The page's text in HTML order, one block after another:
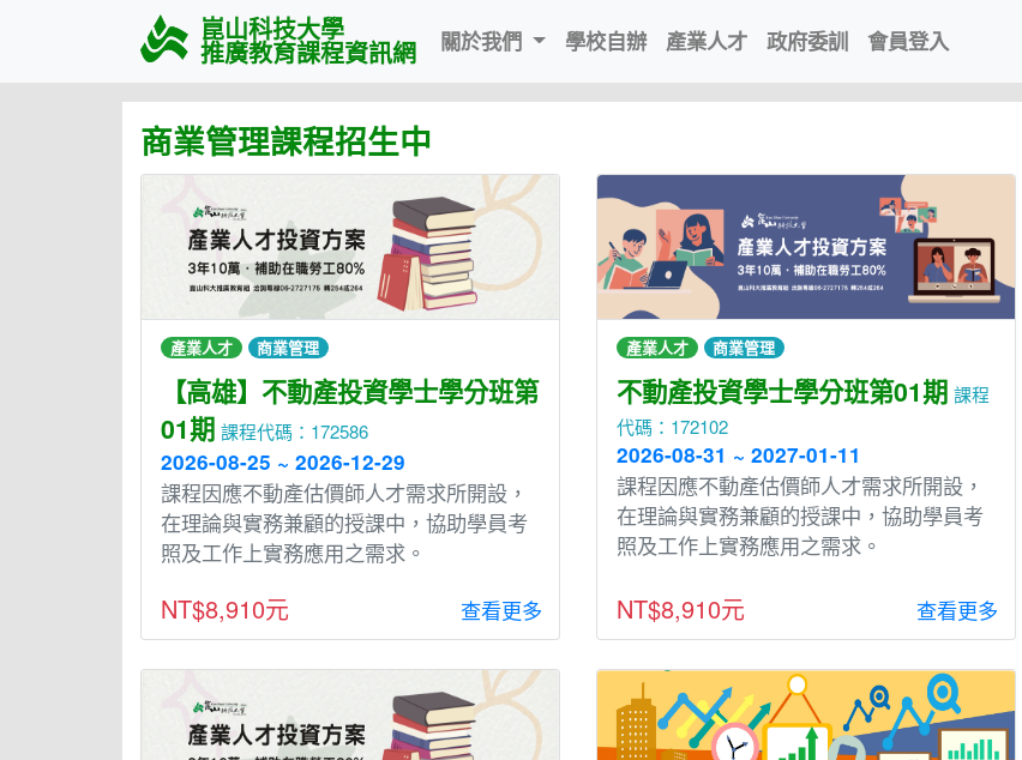
崑山科技大學
推廣教育課程資訊網 關於我們 學校自辦 產業人才 政府委訓 會員登入
商業管理課程招生中
產業人才 商業管理
【高雄】不動產投資學士學分班第
01期 課程代碼：172586
2026-08-25 ~ 2026-12-29
課程因應不動產估價師人才需求所開設，
在理論與實務兼顧的授課中，協助學員考
照及工作上實務應用之需求。
NT$8,910元 查看更多
產業人才 商業管理
不動產投資學士學分班第01期 課程
代碼：172102
2026-08-31 ~ 2027-01-11
課程因應不動產估價師人才需求所開設，
在理論與實務兼顧的授課中，協助學員考
照及工作上實務應用之需求。
NT$8,910元 查看更多